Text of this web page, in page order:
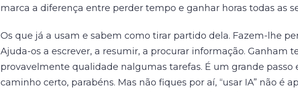
marca a diferença entre perder tempo e ganhar horas todas as
Os que já a usam e sabem como tirar partido dela. Fazem-lhe
Ajuda-os a escrever, a resumir, a procurar informação. Ganham
provavelmente qualidade nalgumas tarefas. É um grande passo
caminho certo, parabéns. Mas não fiques por aí, “usar IA” não é